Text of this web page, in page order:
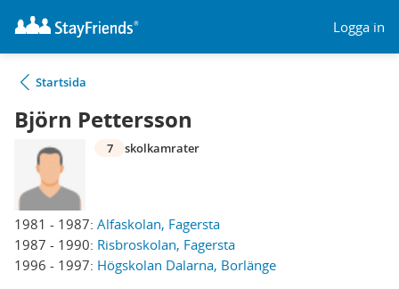
Logga in
Startsida
Björn Pettersson
1981 - 1987: Alfaskolan, Fagersta
1987 - 1990: Risbroskolan, Fagersta
1996 - 1997: Högskolan Dalarna, Borlänge
7 skolkamrater